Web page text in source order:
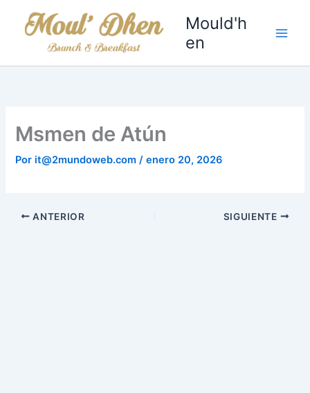
Mould'h
en
Msmen de Atún
Por it@2mundoweb.com/enero 20, 2026
ANTERIOR SIGUIENTE